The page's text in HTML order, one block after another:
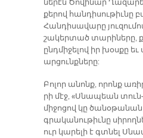
նե­րէն Ծո­վի­նար
քե­րով հան­դի­սու­թիւ­նը
Հան­դի­սա­վա­րը
շա­կեր­տած տա­րի­նե­րը,
ընդ­մի­ջե­լով իր խօս­քը
ար­ցունք­նե­րը:
Բո­լոր ա­նոնք, ո­րոնք
րի մէջ, «Սնա­պեան
մի­ջո­ցով կը ծա­նօ­թա­նան
գրա­կա­նու­թիւ­նը
ուր կա­րե­լի է գտնել